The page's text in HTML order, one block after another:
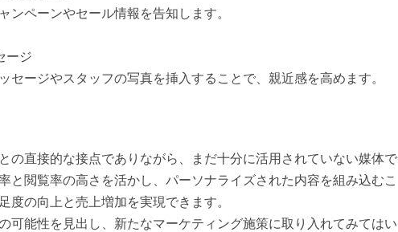
ンペーンやセール情報を告知します。
ージ
セージやスタッフの写真を挿入することで、親近感を高めます。
の直接的な接点でありながら、まだ十分に活用されていない媒体で
と閲覧率の高さを活かし、パーソナライズされた内容を組み込むこ
度の向上と売上増加を実現できます。
可能性を見出し、新たなマーケティング施策に取り入れてみてはい